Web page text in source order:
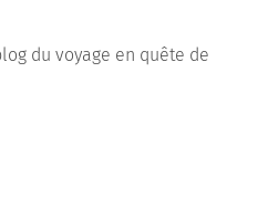
du voyage en quête de